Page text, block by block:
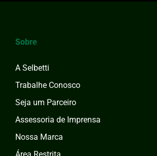
Sobre
A Selbetti
Trabalhe Conosco
Seja um Parceiro
Assessoria de Imprensa
Nossa Marca